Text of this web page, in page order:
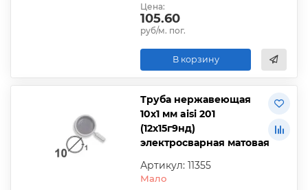
Цена:
105.60
руб/м. пог.
В корзину
Труба нержавеющая
10х1 мм aisi 201
(12х15г9нд)
электросварная матовая
Артикул: 11355
Мало